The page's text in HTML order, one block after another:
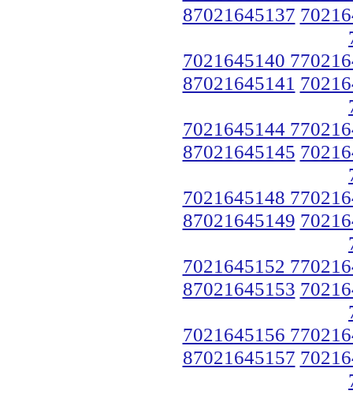
87021645137
7021645140
87021645141
7021645144
87021645145
7021645148
87021645149
7021645152
87021645153
7021645156
87021645157